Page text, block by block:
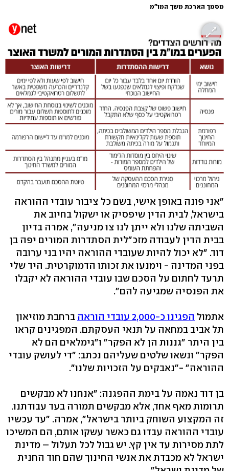
מסמך הארכת משך המו"מ
"אני פונה באופן אישי, בשם כל ציבור עובדי ההוראה
בישראל, לבית הדין שיפסיק או ישקול בחיוב את
השביתה שלנו ולא ייתן לנו צו מניעה", אמרה בדיון
בבית הדין לעבודה מזכ"לית הסתדרות המורים יפה בן
דוד. "לא יכול להיות שעובדי ההוראה יהיו בני ערובה
בפני המדינה - וימנעו את זכותו הדמוקרטית. היד שלי
תרעד לחתום על הסכם שבו עובדי ההוראה לא יקבלו
את הפנסיה שמגיעה להם".
אתמול הפגינו כ-2,000 עובדי הוראה
ברחבת מוזיאון
תל אביב במחאה על תנאי העסקתם. המפגינים קראו
בין היתר "גננות הן לא הפקר" ו"גימלאים הם לא
הפקר" ונשאו שלטים שעליהם נכתב: "די לעושק עובדי
ההוראה" -"נאבקים על הזכויות שלנו".
בן דוד נאמה על בימת ההפגנה: "אנחנו לא מבקשים
תרומות מאף אחד, אלא מבקשים תמורה בעד עבודתנו.
זה המקצוע השוחק ביותר בישראל", אמרה. "עד עכשיו
עובדי ההוראה עבדו גם כאשר עשקו אותם, הם המשיכו
לתת מסירות עד אין קץ. יש גבול לכל תעלול – מדינת
ישראל לא מכבדת את אנשי החינוך שהם חוד החנית